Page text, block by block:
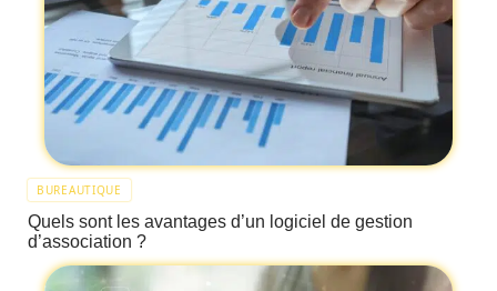
BUREAUTIQUE
Quels sont les avantages d’un logiciel de gestion
d’association ?